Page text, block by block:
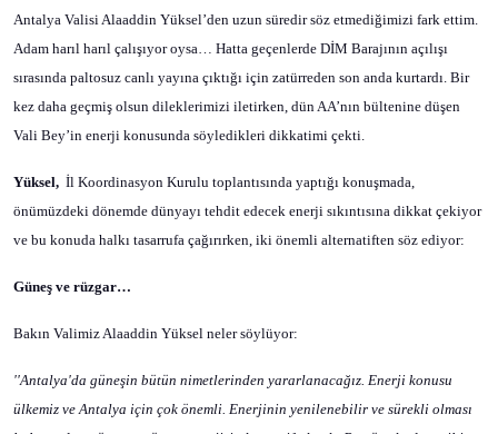
Antalya Valisi Alaaddin Yüksel’den uzun süredir söz etmediğimizi fark ettim.
Adam harıl harıl çalışıyor oysa… Hatta geçenlerde DİM Barajının açılışı
sırasında paltosuz canlı yayına çıktığı için zatürreden son anda kurtardı. Bir
kez daha geçmiş olsun dileklerimizi iletirken, dün AA’nın bültenine düşen
Vali Bey’in enerji konusunda söyledikleri dikkatimi çekti.
Yüksel, İl Koordinasyon Kurulu toplantısında yaptığı konuşmada,
önümüzdeki dönemde dünyayı tehdit edecek enerji sıkıntısına dikkat çekiyor
ve bu konuda halkı tasarrufa çağırırken, iki önemli alternatiften söz ediyor:
Güneş ve rüzgar…
Bakın Valimiz Alaaddin Yüksel neler söylüyor:
''Antalya'da güneşin bütün nimetlerinden yararlanacağız. Enerji konusu
ülkemiz ve Antalya için çok önemli. Enerjinin yenilenebilir ve sürekli olması